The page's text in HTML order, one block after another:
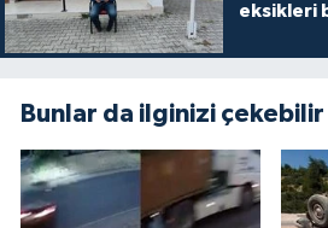
eksikleri
Bunlar da ilginizi çekebilir